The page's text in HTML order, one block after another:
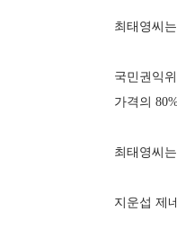
최태영씨
국민권익
가격의
최태영씨
지운섭 제